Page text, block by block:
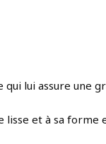
lui assure une
et à sa